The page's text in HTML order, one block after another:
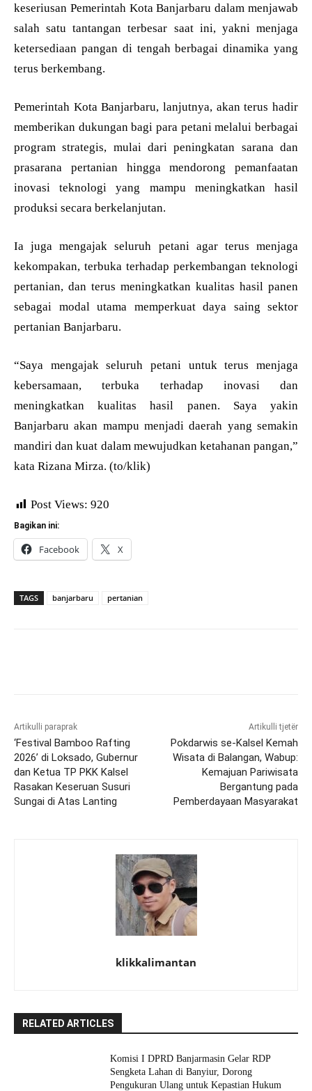
keseriusan Pemerintah Kota Banjarbaru dalam menjawab
salah satu tantangan terbesar saat ini, yakni menjaga
ketersediaan pangan di tengah berbagai dinamika yang
terus berkembang.
Pemerintah Kota Banjarbaru, lanjutnya, akan terus hadir
memberikan dukungan bagi para petani melalui berbagai
program strategis, mulai dari peningkatan sarana dan
prasarana pertanian hingga mendorong pemanfaatan
inovasi teknologi yang mampu meningkatkan hasil
produksi secara berkelanjutan.
Ia juga mengajak seluruh petani agar terus menjaga
kekompakan, terbuka terhadap perkembangan teknologi
pertanian, dan terus meningkatkan kualitas hasil panen
sebagai modal utama memperkuat daya saing sektor
pertanian Banjarbaru.
“Saya mengajak seluruh petani untuk terus menjaga
kebersamaan, terbuka terhadap inovasi dan
meningkatkan kualitas hasil panen. Saya yakin
Banjarbaru akan mampu menjadi daerah yang semakin
mandiri dan kuat dalam mewujudkan ketahanan pangan,”
kata Rizana Mirza. (to/klik)
Post Views: 920
Bagikan ini:
Facebook X
TAGS banjarbaru pertanian
Artikulli paraprak
‘Festival Bamboo Rafting
2026’ di Loksado, Gubernur
dan Ketua TP PKK Kalsel
Rasakan Keseruan Susuri
Sungai di Atas Lanting
Artikulli tjetër
Pokdarwis se-Kalsel Kemah
Wisata di Balangan, Wabup:
Kemajuan Pariwisata
Bergantung pada
Pemberdayaan Masyarakat
klikkalimantan
RELATED ARTICLES
Komisi I DPRD Banjarmasin Gelar RDP
Sengketa Lahan di Banyiur, Dorong
Pengukuran Ulang untuk Kepastian Hukum